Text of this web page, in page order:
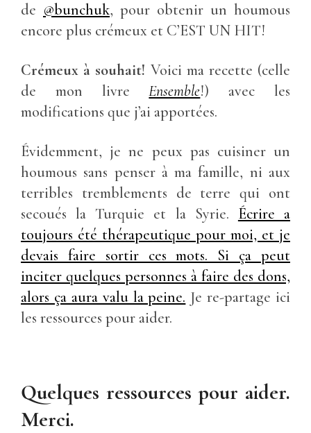
de @bunchuk, pour obtenir un houmous
encore plus crémeux et C’EST UN HIT!
Crémeux à souhait! Voici ma recette (celle
de mon livreEnsemble!) avec les
modifications que j’ai apportées.
Évidemment, je ne peux pas cuisiner un
houmous sans penser à ma famille, ni aux
terribles tremblements de terre qui ont
secoués la Turquie et la Syrie. Écrire a
toujours été thérapeutique pour moi, et je
devais faire sortir ces mots. Si ça peut
inciter quelques personnes à faire des dons,
alors ça aura valu la peine. Je re-partage ici
les ressources pour aider.
Quelques ressources pour aider.
Merci.